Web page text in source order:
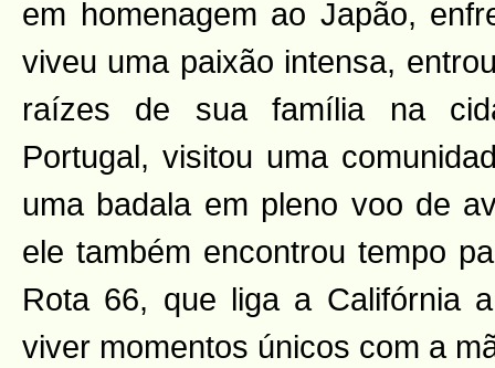
em homenagem ao Japão,
viveu uma paixão intensa,
raízes de sua família na
Portugal, visitou uma
uma badala em pleno voo de
ele também encontrou tempo
Rota 66, que liga a Califórnia
viver momentos únicos com a